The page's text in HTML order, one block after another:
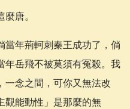
唐。
當年荊軻刺秦王成功了，倘
年岳飛不被莫須有冤殺。我
一念之間，可你又無法改
觀能動性」是那麼的無